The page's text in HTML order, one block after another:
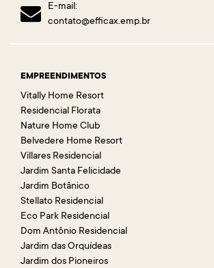
E-mail:
contato@efficax.emp.br
EMPREENDIMENTOS
Vitally Home Resort
Residencial Florata
Nature Home Club
Belvedere Home Resort
Villares Residencial
Jardim Santa Felicidade
Jardim Botânico
Stellato Residencial
Eco Park Residencial
Dom Antônio Residencial
Jardim das Orquídeas
Jardim dos Pioneiros